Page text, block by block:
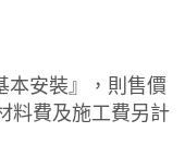
本安裝』，則售價
料費及施工費另計